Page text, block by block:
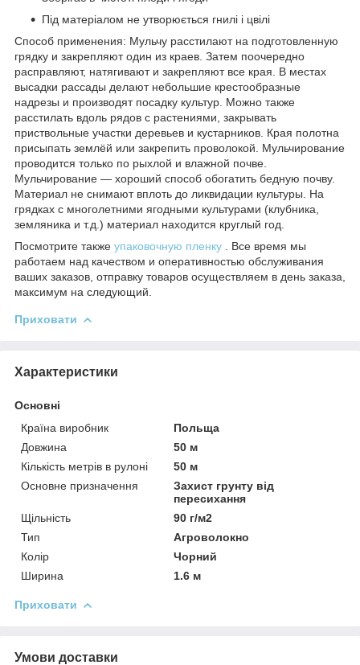
Під матеріалом не утворюється гнилі і цвілі
Способ применения: Мульчу расстилают на подготовленную
грядку и закрепляют один из краев. Затем поочередно
расправляют, натягивают и закрепляют все края. В местах
высадки рассады делают небольшие крестообразные
надрезы и производят посадку культур. Можно также
расстилать вдоль рядов с растениями, закрывать
приствольные участки деревьев и кустарников. Края полотна
присыпать землёй или закрепить проволокой. Мульчирование
проводится только по рыхлой и влажной почве.
Мульчирование ― хороший способ обогатить бедную почву.
Материал не снимают вплоть до ликвидации культуры. На
грядках с многолетними ягодными культурами (клубника,
земляника и т.д.) материал находится круглый год.
Посмотрите также упаковочную пленку
. Все время мы
работаем над качеством и оперативностью обслуживания
ваших заказов, отправку товаров осуществляем в день заказа,
максимум на следующий.
Приховати
Характеристики
Основні
Країна виробник
Польща
Довжина
50 м
Кількість метрів в рулоні
50 м
Основне призначення
Захист грунту від
пересихання
Щільність
90 г/м2
Тип
Агроволокно
Колір
Чорний
Ширина
1.6 м
Приховати
Умови доставки